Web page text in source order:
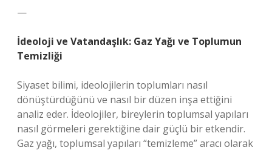
—
İdeoloji ve Vatandaşlık: Gaz Yağı ve Toplumun
Temizliği
Siyaset bilimi, ideolojilerin toplumları nasıl
dönüştürdüğünü ve nasıl bir düzen inşa ettiğini
analiz eder. İdeolojiler, bireylerin toplumsal yapıları
nasıl görmeleri gerektiğine dair güçlü bir etkendir.
Gaz yağı, toplumsal yapıları “temizleme” aracı olarak